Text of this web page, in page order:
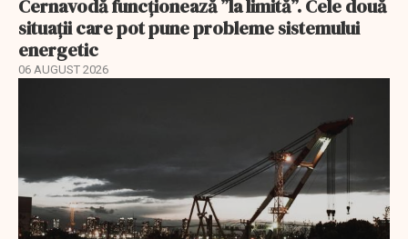
Cernavodă funcționează ”la limită”. Cele două
situații care pot pune probleme sistemului
energetic
06 AUGUST 2026